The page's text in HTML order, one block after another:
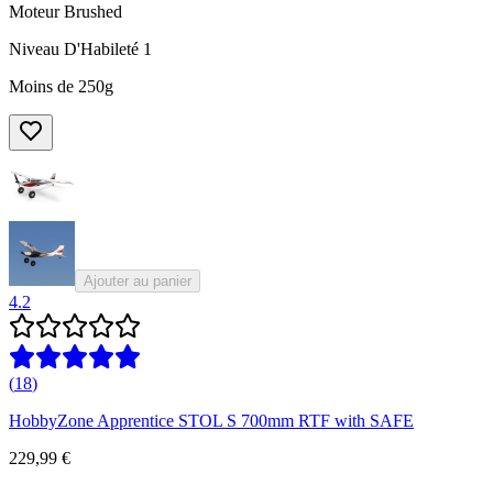
Moteur Brushed
Niveau D'Habileté 1
Moins de 250g
Ajouter au panier
4.2
(18)
HobbyZone Apprentice STOL S 700mm RTF with SAFE
229,99 €